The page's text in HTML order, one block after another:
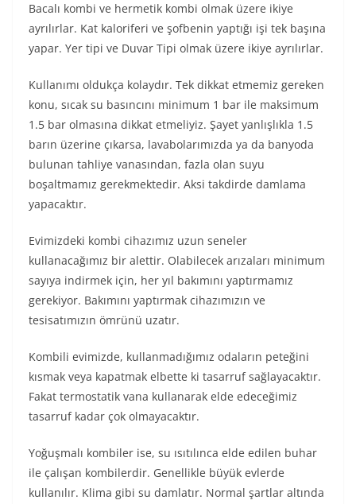
Bacalı kombi ve hermetik kombi olmak üzere ikiye
ayrılırlar. Kat kaloriferi ve şofbenin yaptığı işi tek başına
yapar. Yer tipi ve Duvar Tipi olmak üzere ikiye ayrılırlar.
Kullanımı oldukça kolaydır. Tek dikkat etmemiz gereken
konu, sıcak su basıncını minimum 1 bar ile maksimum
1.5 bar olmasına dikkat etmeliyiz. Şayet yanlışlıkla 1.5
barın üzerine çıkarsa, lavabolarımızda ya da banyoda
bulunan tahliye vanasından, fazla olan suyu
boşaltmamız gerekmektedir. Aksi takdirde damlama
yapacaktır.
Evimizdeki kombi cihazımız uzun seneler
kullanacağımız bir alettir. Olabilecek arızaları minimum
sayıya indirmek için, her yıl bakımını yaptırmamız
gerekiyor. Bakımını yaptırmak cihazımızın ve
tesisatımızın ömrünü uzatır.
Kombili evimizde, kullanmadığımız odaların peteğini
kısmak veya kapatmak elbette ki tasarruf sağlayacaktır.
Fakat termostatik vana kullanarak elde edeceğimiz
tasarruf kadar çok olmayacaktır.
Yoğuşmalı kombiler ise, su ısıtılınca elde edilen buhar
ile çalışan kombilerdir. Genellikle büyük evlerde
kullanılır. Klima gibi su damlatır. Normal şartlar altında